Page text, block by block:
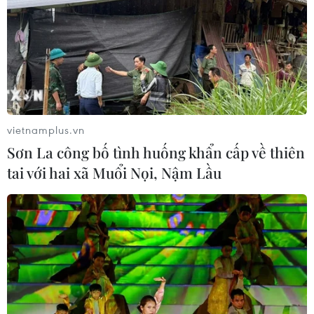
08/08/2026 06:43
Vụ phế liệu bằng sắt, nhọn rơi trên
cao tốc: Tài xế xe chở mắc nhiều lỗi vi
phạm
08/08/2026 06:37
Nghệ An: Lũ cuốn cầu tạm trên sông
Nậm Nơn khiến 3 bản ở xã Mỹ Lý bị
chia cắt
08/08/2026 06:36
Sáp nhập Trường Đại học Văn hóa,
Thể thao và Du lịch Thanh Hóa vào
vietnamplus.vn
Sơn La công bố tình huống khẩn cấp về thiên
tai với hai xã Muổi Nọi, Nậm Lầu